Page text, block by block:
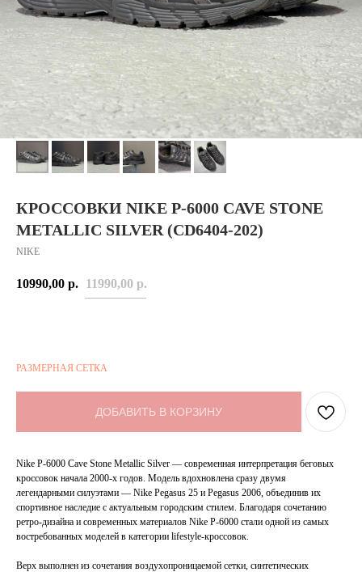
КРОССОВКИ NIKE P-6000 CAVE STONE
METALLIC SILVER (CD6404-202)
NIKE
10990,00 р. 11990,00 р.
РАЗМЕРНАЯ СЕТКА
ДОБАВИТЬ В КОРЗИНУ
Nike P-6000 Cave Stone Metallic Silver — современная интерпретация беговых
кроссовок начала 2000-х годов. Модель вдохновлена сразу двумя
легендарными силуэтами — Nike Pegasus 25 и Pegasus 2006, объединив их
спортивное наследие с актуальным городским стилем. Благодаря сочетанию
ретро-дизайна и современных материалов Nike P-6000 стали одной из самых
востребованных моделей в категории lifestyle-кроссовок.
Верх выполнен из сочетания воздухопроницаемой сетки, синтетических